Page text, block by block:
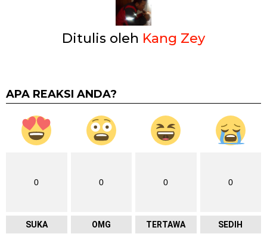
Ditulis oleh Kang Zey
APA REAKSI ANDA?
0
SUKA
0
OMG
0
TERTAWA
0
SEDIH